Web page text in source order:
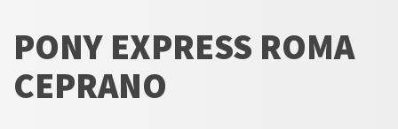
PONY EXPRESS ROMA
CEPRANO